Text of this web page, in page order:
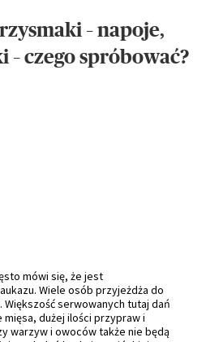
– napoje,
– czego spróbować?
mówi się, że jest
Wiele osób przyjeżdża do
serwowanych tutaj dań
dużej ilości przypraw i
warzyw i owoców także nie będą